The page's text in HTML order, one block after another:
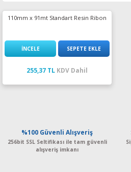
Ribon
CP
110mm x 91mt Standart Resin Ribon
İNCELE SEPETE EKLE
255,37 TL KDV Dahil
%100 Güvenli Alışveriş
256bit SSL Seltifikası ile tam güvenli
alışveriş imkanı